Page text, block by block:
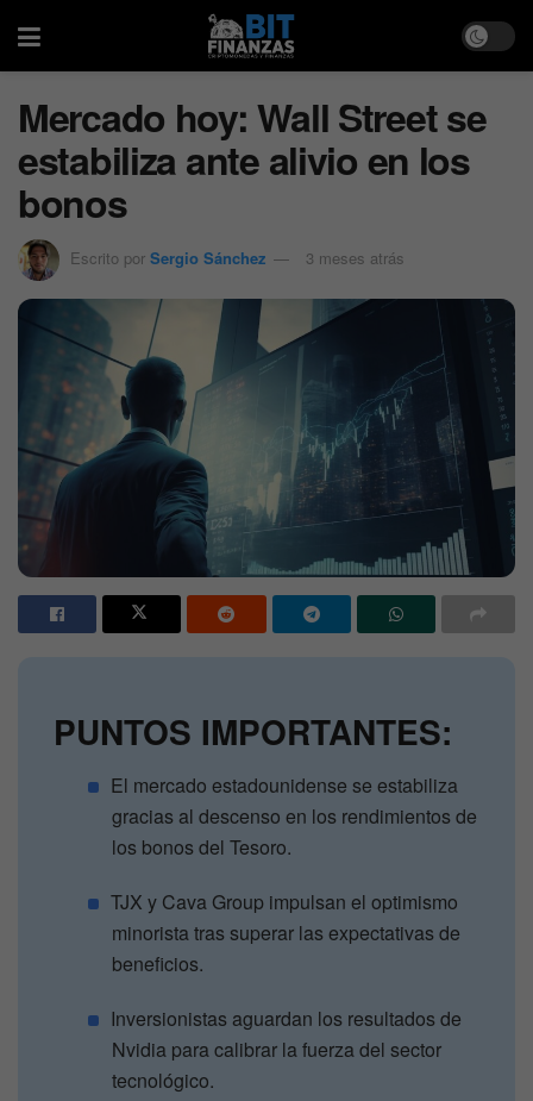
Mercado hoy: Wall Street se
estabiliza ante alivio en los
bonos
Escrito por Sergio Sánchez 3 meses atrás
PUNTOS IMPORTANTES:
El mercado estadounidense se estabiliza
gracias al descenso en los rendimientos de
los bonos del Tesoro.
TJX y Cava Group impulsan el optimismo
minorista tras superar las expectativas de
beneficios.
Inversionistas aguardan los resultados de
Nvidia para calibrar la fuerza del sector
tecnológico.